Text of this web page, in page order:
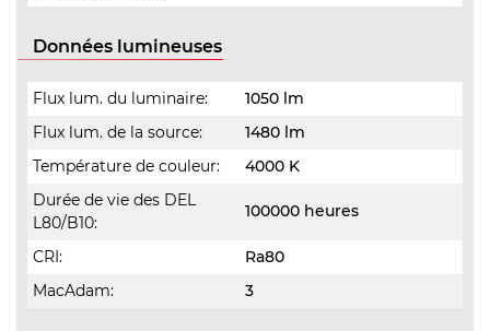
Données lumineuses
Flux lum. du luminaire:
1050 lm
Flux lum. de la source:
1480 lm
Température de couleur:
4000 K
Durée de vie des DEL
L80/B10:
100000 heures
CRI:
Ra80
MacAdam:
3